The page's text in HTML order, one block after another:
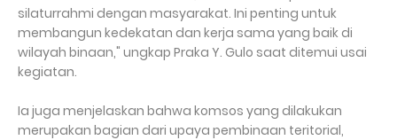
silaturrahmi dengan masyarakat. Ini penting untuk
membangun kedekatan dan kerja sama yang baik di
wilayah binaan," ungkap Praka Y. Gulo saat ditemui usai
kegiatan.
Ia juga menjelaskan bahwa komsos yang dilakukan
merupakan bagian dari upaya pembinaan teritorial,